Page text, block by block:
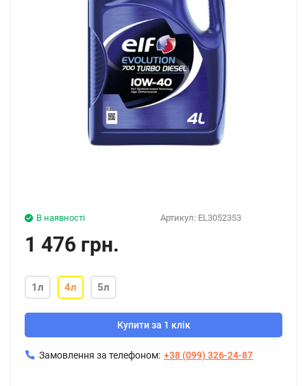
Артикул: EL3052353
В наявності
1 476 грн.
1л 4л 5л
Купити за 1 клік
Замовлення за телефоном: +38 (099) 326-24-87